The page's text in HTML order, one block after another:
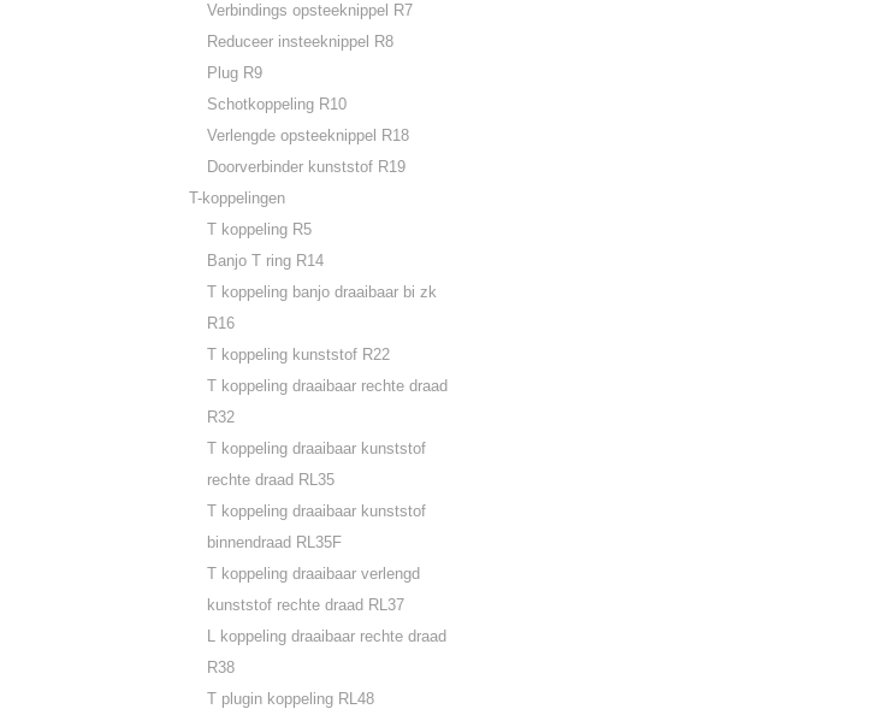
Verbindings opsteeknippel R7
Reduceer insteeknippel R8
Plug R9
Schotkoppeling R10
Verlengde opsteeknippel R18
Doorverbinder kunststof R19
T-koppelingen
T koppeling R5
Banjo T ring R14
T koppeling banjo draaibaar bi zk
R16
T koppeling kunststof R22
T koppeling draaibaar rechte draad
R32
T koppeling draaibaar kunststof
rechte draad RL35
T koppeling draaibaar kunststof
binnendraad RL35F
T koppeling draaibaar verlengd
kunststof rechte draad RL37
L koppeling draaibaar rechte draad
R38
T plugin koppeling RL48